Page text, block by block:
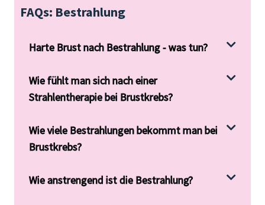
FAQs: Bestrahlung
Harte Brust nach Bestrahlung - was tun?
Wie fühlt man sich nach einer
Strahlentherapie bei Brustkrebs?
Wie viele Bestrahlungen bekommt man bei
Brustkrebs?
Wie anstrengend ist die Bestrahlung?